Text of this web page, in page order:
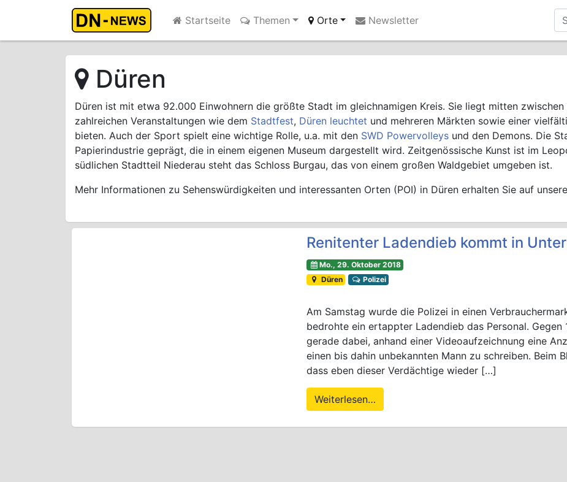
Startseite
Themen Orte Newsletter
Düren
Düren ist mit etwa 92.000 Einwohnern die größte Stadt im gleichnamigen Kreis. Sie liegt mitten
zahlreichen Veranstaltungen wie dem Stadtfest, Düren leuchtet und mehreren Märkten sowie einer
bieten. Auch der Sport spielt eine wichtige Rolle, u.a. mit den SWD Powervolleys und den Demons. Die
Papierindustrie geprägt, die in einem eigenen Museum dargestellt wird. Zeitgenössische Kunst ist im
südlichen Stadtteil Niederau steht das Schloss Burgau, das von einem großen Waldgebiet umgeben ist.
Mehr Informationen zu Sehenswürdigkeiten und interessanten Orten (POI) in Düren erhalten Sie auf
Renitenter Ladendieb kommt in
Mo., 29. Oktober 2018
Düren
Polizei
Am Samstag wurde die Polizei in einen
bedrohte ein ertappter Ladendieb das Personal.
gerade dabei, anhand einer Videoaufzeichnung eine
einen bis dahin unbekannten Mann zu schreiben. Beim
dass eben dieser Verdächtige wieder […]
Weiterlesen…